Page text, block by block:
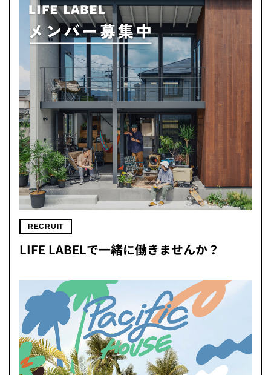
RECRUIT
LIFE LABELで一緒に働きませんか？